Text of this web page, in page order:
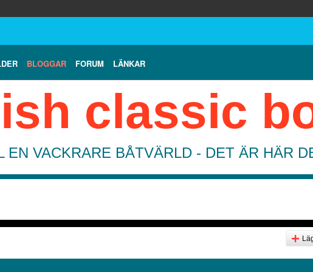
BLOGGAR FORUM LÄNKAR
classic
EN VACKRARE BÅTVÄRLD - DET ÄR HÄR